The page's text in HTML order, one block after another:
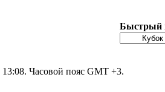
Быстрый
13:08. Часовой пояс GMT +3.